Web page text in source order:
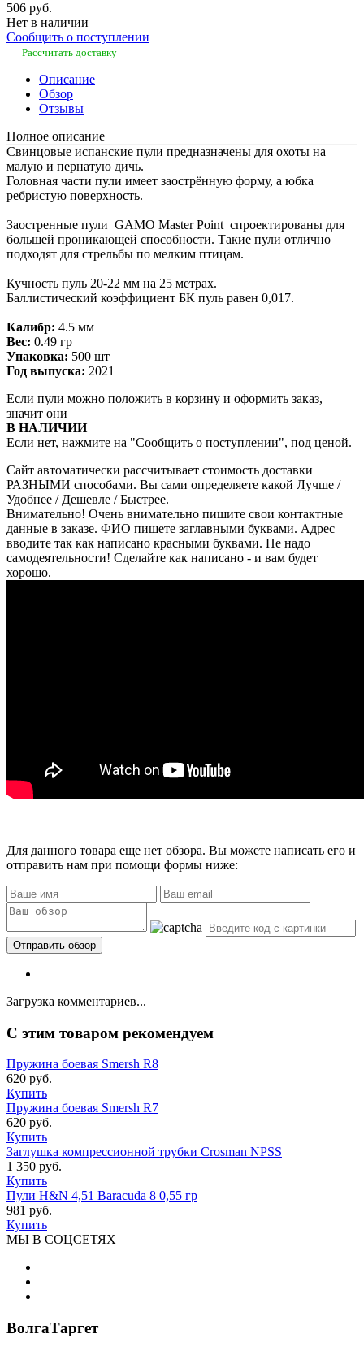
506 руб.
Нет в наличии
Сообщить о поступлении
Рассчитать доставку
Описание
Обзор
Отзывы
Полное описание
Свинцовые испанские пули предназначены для охоты на
малую и пернатую дичь.
Головная части пули имеет заострённую форму, а юбка
ребристую поверхность.
Заостренные пули GAMO Master Point спроектированы для
большей проникающей способности. Такие пули отлично
подходят для стрельбы по мелким птицам.
Кучность пуль 20-22 мм на 25 метрах.
Баллистический коэффициент БК пуль равен 0,017.
Калибр: 4.5 мм
Вес: 0.49 гр
Упаковка: 500 шт
Год выпуска: 2021
Если пули можно положить в корзину и оформить заказ,
значит они
В НАЛИЧИИ
Если нет, нажмите на "Сообщить о поступлении", под ценой.
Сайт автоматически рассчитывает стоимость доставки
РАЗНЫМИ способами. Вы сами определяете какой Лучше /
Удобнее / Дешевле / Быстрее.
Внимательно! Очень внимательно пишите свои контактные
данные в заказе. ФИО пишете заглавными буквами. Адрес
вводите так как написано красными буквами. Не надо
самодеятельности! Сделайте как написано - и вам будет
хорошо.
Для данного товара еще нет обзора. Вы можете написать его и
отправить нам при помощи формы ниже:
Загрузка комментариев...
C этим товаром рекомендуем
Пружина боевая Smersh R8
620 руб.
Купить
Пружина боевая Smersh R7
620 руб.
Купить
Заглушка компрессионной трубки Crosman NPSS
1 350 руб.
Купить
Пули H&N 4,51 Baracuda 8 0,55 гр
981 руб.
Купить
МЫ В СОЦСЕТЯХ
ВолгаТаргет